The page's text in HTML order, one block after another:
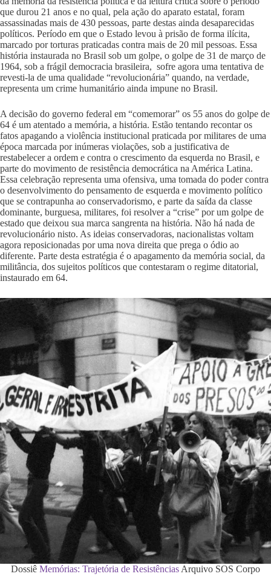
que durou 21 anos e no qual, pela ação do aparato estatal, foram
assassinadas mais de 430 pessoas, parte destas ainda desaparecidas
políticos. Período em que o Estado levou à prisão de forma ilícita,
marcado por torturas praticadas contra mais de 20 mil pessoas. Essa
história instaurada no Brasil sob um golpe, o golpe de 31 de março de
1964, sob a frágil democracia brasileira, sofre agora uma tentativa de
revesti-la de uma qualidade “revolucionária” quando, na verdade,
representa um crime humanitário ainda impune no Brasil.
A decisão do governo federal em “comemorar” os 55 anos do golpe de
64 é um atentado a memória, a história. Estão tentando recontar os
fatos apagando a violência institucional praticada por militares de uma
época marcada por inúmeras violações, sob a justificativa de
restabelecer a ordem e contra o crescimento da esquerda no Brasil, e
parte do movimento de resistência democrática na América Latina.
Essa celebração representa uma ofensiva, uma tomada do poder contra
o desenvolvimento do pensamento de esquerda e movimento político
que se contrapunha ao conservadorismo, e parte da saída da classe
dominante, burguesa, militares, foi resolver a “crise” por um golpe de
estado que deixou sua marca sangrenta na história. Não há nada de
revolucionário nisto. As ideias conservadoras, nacionalistas voltam
agora reposicionadas por uma nova direita que prega o ódio ao
diferente. Parte desta estratégia é o apagamento da memória social, da
militância, dos sujeitos políticos que contestaram o regime ditatorial,
instaurado em 64.
Dossiê Memórias: Trajetória de Resistências Arquivo SOS Corpo